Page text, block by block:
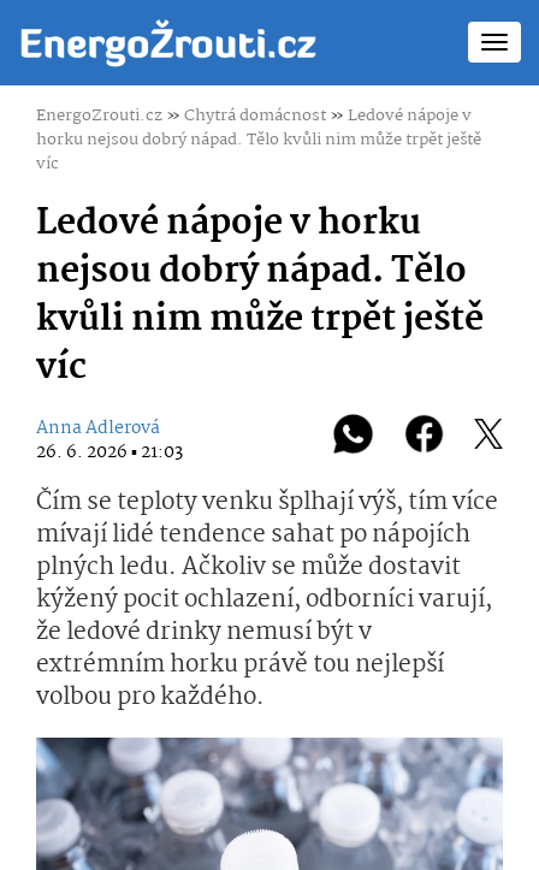
EnergoZrouti.cz»Chytrá domácnost»Ledové nápoje v
horku nejsou dobrý nápad. Tělo kvůli nim může trpět ještě
víc
Ledové nápoje v horku
nejsou dobrý nápad. Tělo
kvůli nim může trpět ještě
víc
Anna Adlerová
26. 6. 2026 ▪ 21:03
Čím se teploty venku šplhají výš, tím více
mívají lidé tendence sahat po nápojích
plných ledu. Ačkoliv se může dostavit
kýžený pocit ochlazení, odborníci varují,
že ledové drinky nemusí být v
extrémním horku právě tou nejlepší
volbou pro každého.